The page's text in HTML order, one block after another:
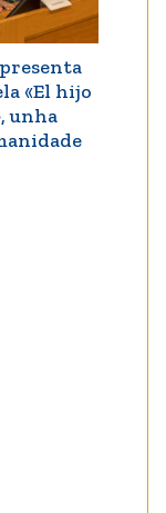
«El hijo
unha